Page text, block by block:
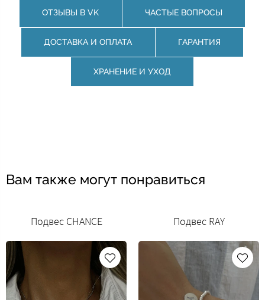
ОТЗЫВЫ В VK ЧАСТЫЕ ВОПРОСЫ
ДОСТАВКА И ОПЛАТА ГАРАНТИЯ
ХРАНЕНИЕ И УХОД
Вам также могут понравиться
Подвес CHANCE Подвес RAY